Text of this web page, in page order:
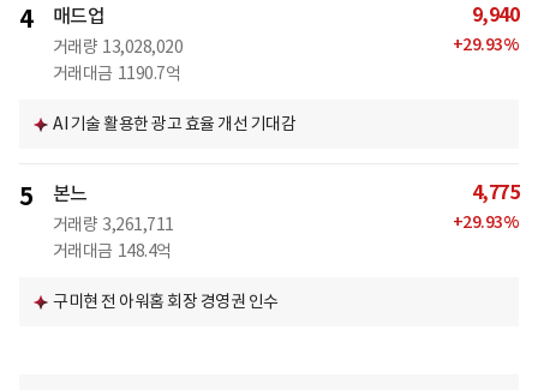
4 매드업
거래량 13,028,020
거래대금 1190.7억
9,940
+29.93%
AI 기술 활용한 광고 효율 개선 기대감
5 본느
거래량 3,261,711
거래대금 148.4억
4,775
+29.93%
구미현 전 아워홈 회장 경영권 인수